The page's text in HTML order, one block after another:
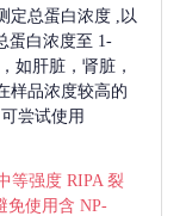
定总蛋白浓度
,以
蛋白浓度至 1-
如肝脏，肾脏，
样品浓度较高的
尝试使用
等强度 RIPA 裂
免使用含 NP-